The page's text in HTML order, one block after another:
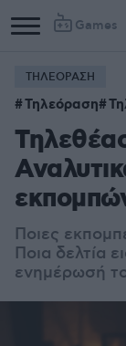
Games
ΤΗΛΕΟΡΑΣΗ
Τηλεόραση
Ποιες
Ποια δελτία
ενημέρωσή